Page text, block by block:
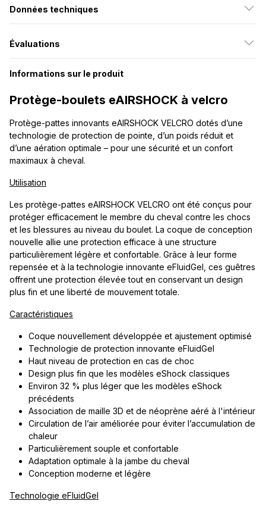
Données techniques
Évaluations
Informations sur le produit
Protège-boulets eAIRSHOCK à velcro
Protège-pattes innovants eAIRSHOCK VELCRO dotés d’une
technologie de protection de pointe, d’un poids réduit et
d’une aération optimale – pour une sécurité et un confort
maximaux à cheval.
Utilisation
Les protège-pattes eAIRSHOCK VELCRO ont été conçus pour
protéger efficacement le membre du cheval contre les chocs
et les blessures au niveau du boulet. La coque de conception
nouvelle allie une protection efficace à une structure
particulièrement légère et confortable. Grâce à leur forme
repensée et à la technologie innovante eFluidGel, ces guêtres
offrent une protection élevée tout en conservant un design
plus fin et une liberté de mouvement totale.
Caractéristiques
Coque nouvellement développée et ajustement optimisé
Technologie de protection innovante eFluidGel
Haut niveau de protection en cas de choc
Design plus fin que les modèles eShock classiques
Environ 32 % plus léger que les modèles eShock
précédents
Association de maille 3D et de néoprène aéré à l'intérieur
Circulation de l’air améliorée pour éviter l’accumulation de
chaleur
Particulièrement souple et confortable
Adaptation optimale à la jambe du cheval
Conception moderne et légère
Technologie eFluidGel